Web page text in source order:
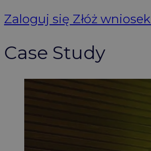
Zaloguj się Złóż wniosek
Case Study